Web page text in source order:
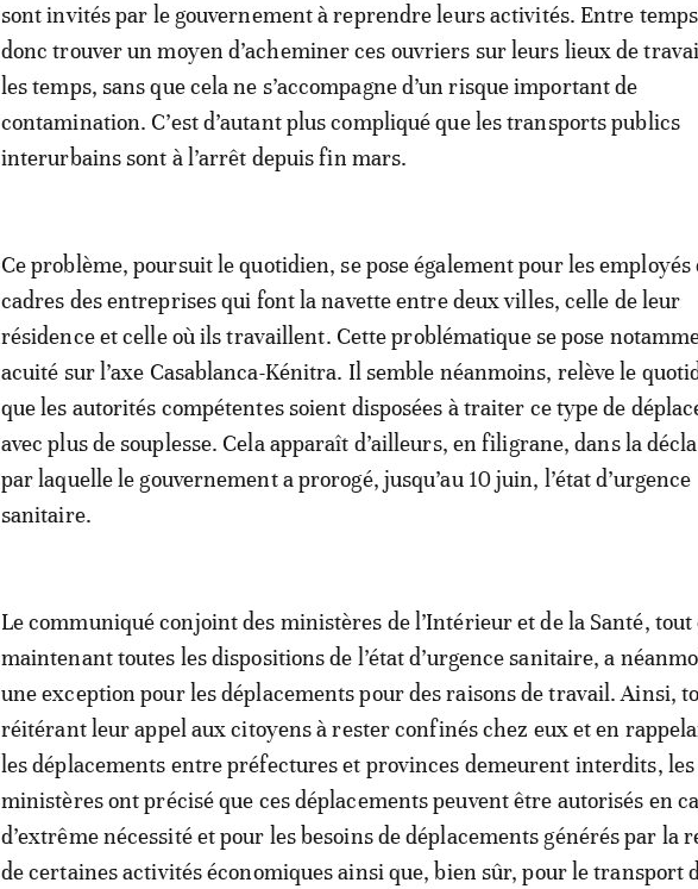
sont invités par le gouvernement à reprendre leurs activités. Entre
donc trouver un moyen d’acheminer ces ouvriers sur leurs lieux de
les temps, sans que cela ne s’accompagne d’un risque important de
contamination. C’est d’autant plus compliqué que les transports publics
interurbains sont à l’arrêt depuis fin mars.
Ce problème, poursuit le quotidien, se pose également pour les employés
cadres des entreprises qui font la navette entre deux villes, celle de leur
résidence et celle où ils travaillent. Cette problématique se pose
acuité sur l’axe Casablanca-Kénitra. Il semble néanmoins, relève le
que les autorités compétentes soient disposées à traiter ce type de
avec plus de souplesse. Cela apparaît d’ailleurs, en filigrane, dans la
par laquelle le gouvernement a prorogé, jusqu’au 10 juin, l’état d’urgence
sanitaire.
Le communiqué conjoint des ministères de l’Intérieur et de la Santé, tout
maintenant toutes les dispositions de l’état d’urgence sanitaire, a
une exception pour les déplacements pour des raisons de travail. Ainsi,
réitérant leur appel aux citoyens à rester confinés chez eux et en
les déplacements entre préfectures et provinces demeurent interdits,
ministères ont précisé que ces déplacements peuvent être autorisés en
d’extrême nécessité et pour les besoins de déplacements générés par la
de certaines activités économiques ainsi que, bien sûr, pour le transport